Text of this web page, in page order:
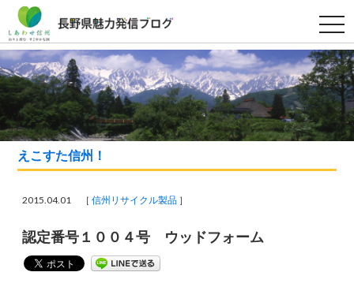
t
o
g
g
l
e
n
a
v
g
i
えこすた信州！
2015.04.01 ［信州リサイクル製品 ］
認定番号１００４号 ウッドフォーム